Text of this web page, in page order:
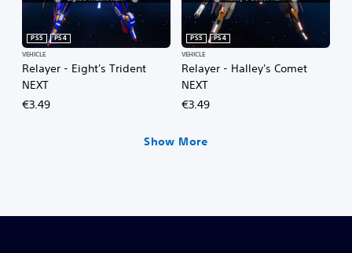
Relayer - Eight's Trident
NEXT
PS5
PS4
VEHICLE
€3.49
Relayer - Halley's Comet
NEXT
PS5
PS4
VEHICLE
€3.49
Show More